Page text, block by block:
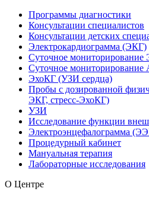
Программы диагностики
Консультации специалистов
Консультации детских
Электрокардиограмма (ЭКГ)
Суточное мониторирование
Суточное мониторирование
ЭхоКГ (УЗИ сердца)
Пробы с дозированной
ЭКГ, стресс-ЭхоКГ)
УЗИ
Исследование функции
Электроэнцефалограмма
Процедурный кабинет
Мануальная терапия
Лабораторные исследования
О Центре